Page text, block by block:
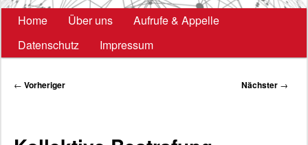
Hauptmenü
Home Über uns
Aufrufe & Appelle
Datenschutz
Impressum
Beitragsnavigation
← Vorheriger Nächster →